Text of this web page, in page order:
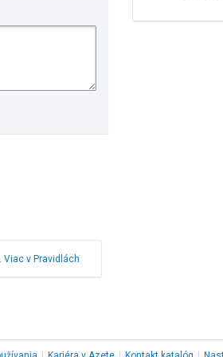
Viac v Pravidlách